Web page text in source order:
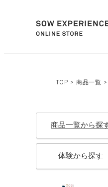
TOP > 商品一覧 >
商品一覧から探
体験から探す